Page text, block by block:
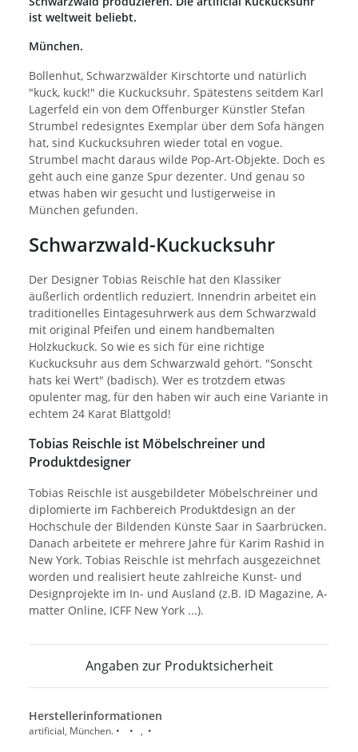
ist weltweit beliebt.
München.
Bollenhut, Schwarzwälder Kirschtorte und natürlich
"kuck, kuck!" die Kuckucksuhr. Spätestens seitdem Karl
Lagerfeld ein von dem Offenburger Künstler Stefan
Strumbel redesigntes Exemplar über dem Sofa hängen
hat, sind Kuckucksuhren wieder total en vogue.
Strumbel macht daraus wilde Pop-Art-Objekte. Doch es
geht auch eine ganze Spur dezenter. Und genau so
etwas haben wir gesucht und lustigerweise in
München gefunden.
Schwarzwald-Kuckucksuhr
Der Designer Tobias Reischle hat den Klassiker
äußerlich ordentlich reduziert. Innendrin arbeitet ein
traditionelles Eintagesuhrwerk aus dem Schwarzwald
mit original Pfeifen und einem handbemalten
Holzkuckuck. So wie es sich für eine richtige
Kuckucksuhr aus dem Schwarzwald gehört. "Sonscht
hats kei Wert" (badisch). Wer es trotzdem etwas
opulenter mag, für den haben wir auch eine Variante in
echtem 24 Karat Blattgold!
Tobias Reischle ist Möbelschreiner und
Produktdesigner
Tobias Reischle ist ausgebildeter Möbelschreiner und
diplomierte im Fachbereich Produktdesign an der
Hochschule der Bildenden Künste Saar in Saarbrücken.
Danach arbeitete er mehrere Jahre für Karim Rashid in
New York. Tobias Reischle ist mehrfach ausgezeichnet
worden und realisiert heute zahlreiche Kunst- und
Designprojekte im In- und Ausland (z.B. ID Magazine, A-
matter Online, ICFF New York ...).
Angaben zur Produktsicherheit
Herstellerinformationen
artificial, München. • • , •